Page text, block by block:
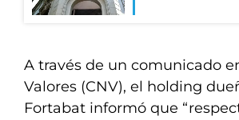
A través de un comunicado
Valores (CNV), el holding
Fortabat informó que